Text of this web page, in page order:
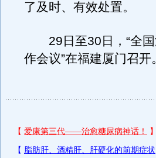
了及时、有效处置。
29日至30日，“全国
作会议”在福建厦门召开。